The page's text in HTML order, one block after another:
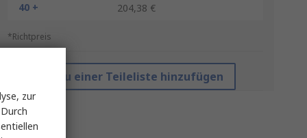
40 +
204,38 €
*Richtpreis
Zu einer Teileliste hinzufügen
zur